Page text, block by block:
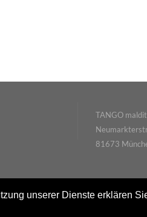
unserer Dienste erklären
TANGO
81673